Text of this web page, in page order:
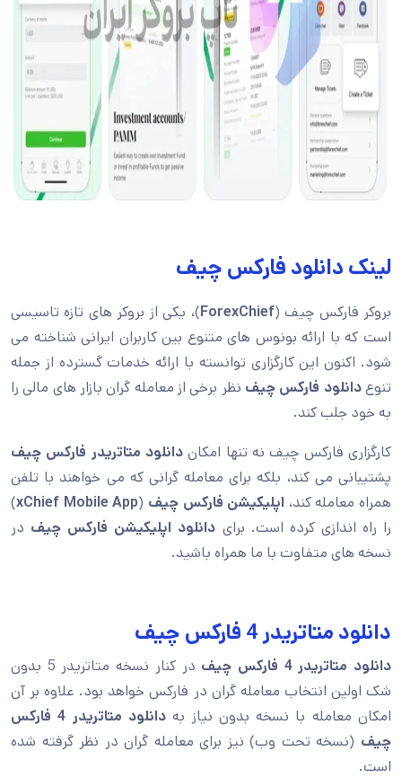
لینک دانلود فارکس چیف
بروکر فارکس چیف (ForexChief)، یکی از بروکر های تازه تاسیسی
است که با ارائه بونوس های متنوع بین کاربران ایرانی شناخته می
شود. اکنون این کارگزاری توانسته با ارائه خدمات گسترده از جمله
تنوعدانلود فارکس چیف نظر برخی از معامله گران بازار های مالی را
به خود جلب کند.
کارگزاری فارکس چیف نه تنها امکان دانلود متاتریدر فارکس چیف
پشتیبانی می کند، بلکه برای معامله گرانی که می خواهند با تلفن
همراه معامله کند، اپلیکیشن فارکس چیف (
xChief Mobile App
)
را راه اندازی کرده است. برای دانلود اپلیکیشن فارکس چیف در
نسخه های متفاوت با ما همراه باشید.
دانلود متاتریدر 4 فارکس چیف
دانلود متاتریدر 4 فارکس چیف
در کنار نسخه متاتریدر 5 بدون
شک اولین انتخاب معامله گران در فارکس خواهد بود. علاوه بر آن
امکان معامله با نسخه بدون نیاز به
دانلود متاتریدر 4 فارکس
چیف (نسخه تحت وب) نیز برای معامله گران در نظر گرفته شده
است.